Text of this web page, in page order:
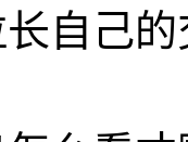
自己